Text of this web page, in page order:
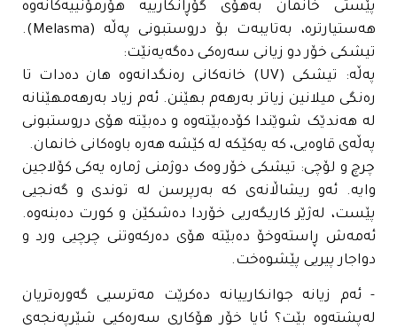
پێستی خانمان بەهۆی گۆڕانکارییە هۆرمۆنییەکانەوە
هەستیارترە، بەتایبەت بۆ دروستبونی پەڵە (Melasma).
تیشکی خۆر دو زیانی سەرەکی دەگەیەنێت:
پەڵە: تیشکی (UV) خانەکانی رەنگدانەوە هان دەدات تا
رەنگی میلانین زیاتر بەرهەم بهێنن. ئەم زیاد بەرهەمهێنانە
لە هەندێک شوێندا کۆدەبێتەوە و دەبێتە هۆی دروستبونی
پەڵەی قاوەیی، کە یەکێکە لە کێشە هەرە باوەکانی خانمان.
چرچ و لۆچی: تیشکی خۆر وەک دوژمنی ژمارە یەکی کۆلاجین
وایە. ئەو ریشاڵانەی کە بەرپرسن لە توندی و گەنجیی
پێست، لەژێر کاریگەریی خۆردا دەشکێن و کورت دەبنەوە.
ئەمەش ڕاستەوخۆ دەبێتە هۆی دەرکەوتنی چرچیی ورد و
دواجار پیریی پێشوەخت.
- ئەم زیانە جوانکارییانە دەکرێت مەترسیی گەورەتریان
لەپشتەوە بێت؟ ئایا خۆر هۆکاری سەرەکیی شێرپەنجەی